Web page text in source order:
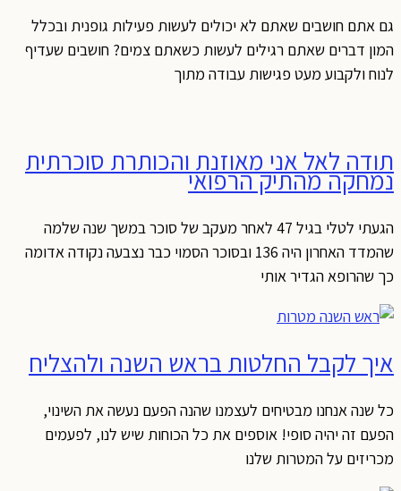
אתם חושבים שאתם לא יכולים לעשות פעילות גופנית ובכלל
דברים שאתם רגילים לעשות כשאתם צמים? חושבים שעדיף
ולקבוע מעט פגישות עבודה מתוך
לאל אני מאוזנת והכותרת סוכרתית
מהתיק הרפואי
הגעתי לטלי בגיל 47 לאחר מעקב של סוכר במשך שנה שלמה
שהמדד האחרון היה 136 ובסוכר הסמוי כבר נצבעה נקודה אדומה
שהרופא הגדיר אותי
לקבל החלטות בראש השנה ולהצליח
שנה אנחנו מבטיחים לעצמנו שהנה הפעם נעשה את השינוי,
זה יהיה סופי! אוספים את כל הכוחות שיש לנו, לפעמים
על המטרות שלנו